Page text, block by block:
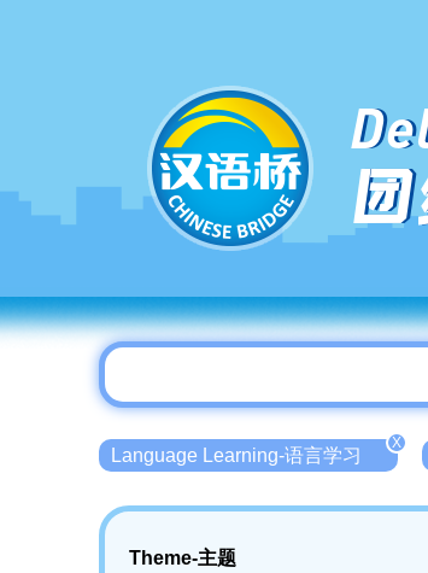
Language Learning-语言学习
X
Theme-主题